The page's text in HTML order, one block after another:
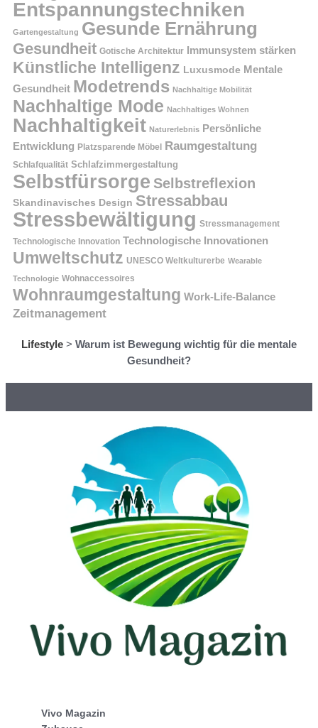
Entspannungstechniken
Gartengestaltung Gesunde Ernährung
Gesundheit Gotische Architektur Immunsystem stärken
Künstliche Intelligenz Luxusmode Mentale
Gesundheit Modetrends Nachhaltige Mobilität
Nachhaltige Mode Nachhaltiges Wohnen
Nachhaltigkeit Naturerlebnis Persönliche
Entwicklung Platzsparende Möbel Raumgestaltung
Schlafqualität Schlafzimmergestaltung
Selbstfürsorge Selbstreflexion
Skandinavisches Design Stressabbau
Stressbewältigung Stressmanagement
Technologische Innovation Technologische Innovationen
Umweltschutz UNESCO Weltkulturerbe Wearable
Technologie Wohnaccessoires
Wohnraumgestaltung Work-Life-Balance
Zeitmanagement
Lifestyle > Warum ist Bewegung wichtig für die mentale
Gesundheit?
Vivo Magazin